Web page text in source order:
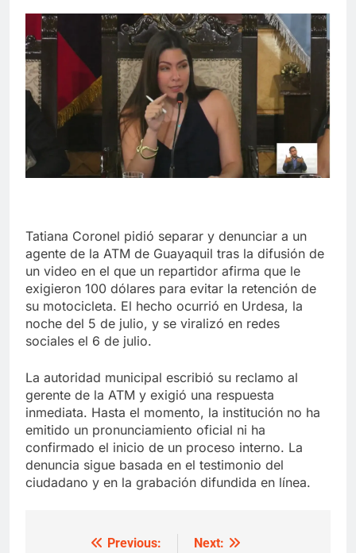
Tatiana Coronel pidió separar y denunciar a un
agente de la ATM de Guayaquil tras la difusión de
un video en el que un repartidor afirma que le
exigieron 100 dólares para evitar la retención de
su motocicleta. El hecho ocurrió en Urdesa, la
noche del 5 de julio, y se viralizó en redes
sociales el 6 de julio.
La autoridad municipal escribió su reclamo al
gerente de la ATM y exigió una respuesta
inmediata. Hasta el momento, la institución no ha
emitido un pronunciamiento oficial ni ha
confirmado el inicio de un proceso interno. La
denuncia sigue basada en el testimonio del
ciudadano y en la grabación difundida en línea.
Previous:
Next: